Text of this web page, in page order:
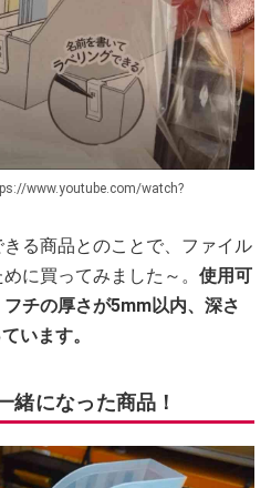
www.youtube.com/watch?
る商品とのことで、ファイル
に買ってみました～。 使用可
チの厚さが5mm以内、深さ
います。
緒になった商品！